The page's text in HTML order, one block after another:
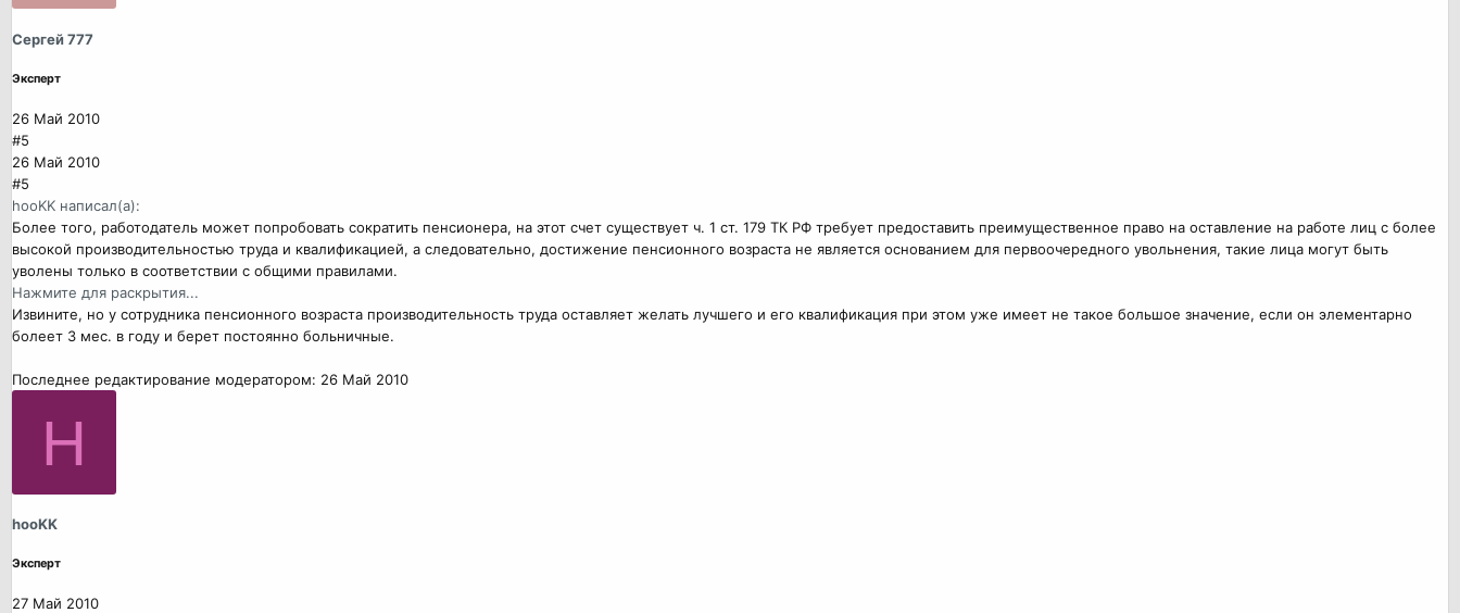
Сергей 777
Эксперт
26 Май 2010
#5
26 Май 2010
#5
hooKK написал(а):
Более того, работодатель может попробовать сократить пенсионера, на этот счет существует ч. 1 ст. 179 ТК РФ требует предоставить преимущественное право на оставление на работе лиц с более
высокой производительностью труда и квалификацией, а следовательно, достижение пенсионного возраста не является основанием для первоочередного увольнения, такие лица могут быть
уволены только в соответствии с общими правилами.
Нажмите для раскрытия...
Извините, но у сотрудника пенсионного возраста производительность труда оставляет желать лучшего и его квалификация при этом уже имеет не такое большое значение, если он элементарно
болеет 3 мес. в году и берет постоянно больничные.
Последнее редактирование модератором: 26 Май 2010
H
hooKK
Эксперт
27 Май 2010